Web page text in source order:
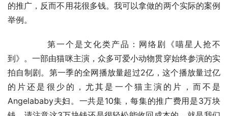
的推广，反而不用花很多钱。我可以拿做的两个实际的案例
举例。
到》。一部由猫咪主演，众多可爱小动物贯穿始终参演的实
拍自制剧。第一季的全网播放量超过2亿，这个播放量过亿
的片还是很少的，尤其是一个猫主演的片，而不是
Angelababy夫妇。一共是10集，每集的推广费用是3万块